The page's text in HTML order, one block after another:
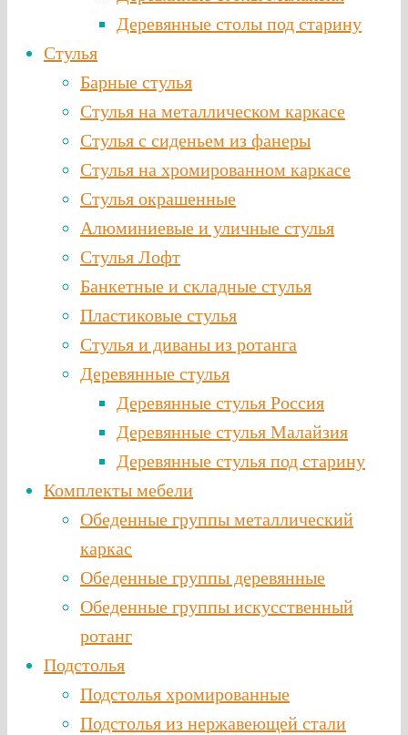
Деревянные столы под старину
Стулья
Барные стулья
Стулья на металлическом каркасе
Стулья с сиденьем из фанеры
Стулья на хромированном каркасе
Стулья окрашенные
Алюминиевые и уличные стулья
Стулья Лофт
Банкетные и складные стулья
Пластиковые стулья
Стулья и диваны из ротанга
Деревянные стулья
Деревянные стулья Россия
Деревянные стулья Малайзия
Деревянные стулья под старину
Комплекты мебели
Обеденные группы металлический
каркас
Обеденные группы деревянные
Обеденные группы искусственный
ротанг
Подстолья
Подстолья хромированные
Подстолья из нержавеющей стали